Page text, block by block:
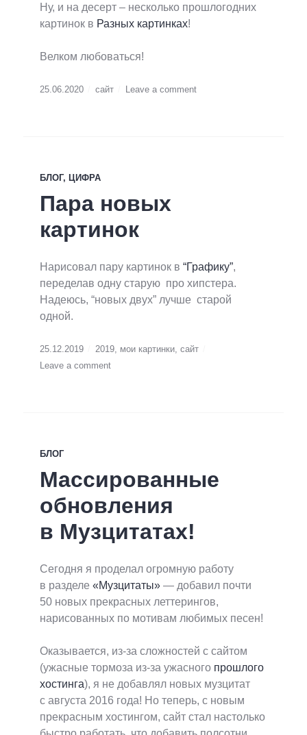
Ну, и на десерт – несколько прошлогодних
картинок в Разных картинках!
Велком любоваться!
25.06.2020 сайт Leave a comment
БЛОГ, ЦИФРА
Пара новых
картинок
Нарисовал пару картинок в “Графику”,
переделав одну старую про хипстера.
Надеюсь, “новых двух” лучше старой
одной.
25.12.2019 2019, мои картинки, сайт
Leave a comment
БЛОГ
Массированные
обновления
в Музцитатах!
Сегодня я проделал огромную работу
в разделе «Музцитаты»— добавил почти
50 новых прекрасных леттерингов,
нарисованных по мотивам любимых песен!
Оказывается, из-за сложностей с сайтом
(ужасные тормоза из-за ужасного прошлого
хостинга), я не добавлял новых музцитат
с августа 2016 года! Но теперь, с новым
прекрасным хостингом, сайт стал настолько